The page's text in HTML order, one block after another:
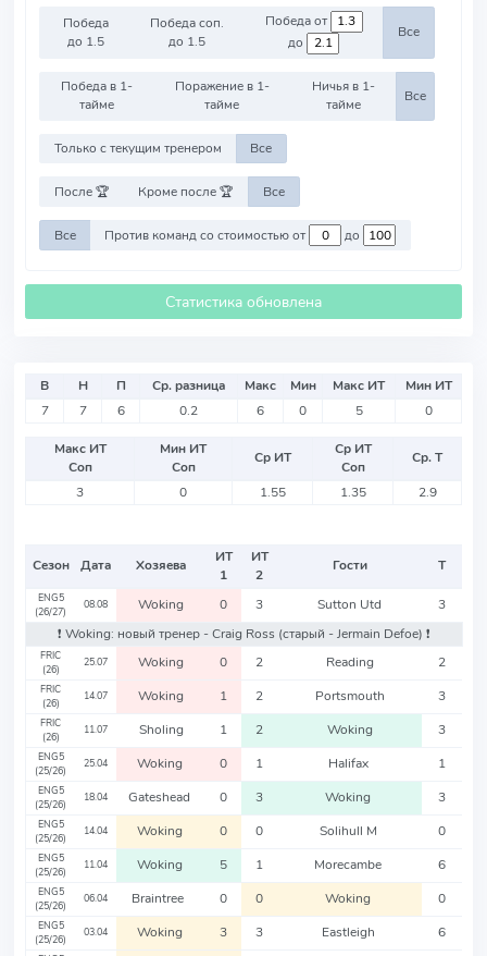
Победа
до 1.5
Победа соп.
до 1.5
Победа от
до
Все
Победа в 1-
тайме
Поражение в 1-
тайме
Ничья в 1-
тайме
Все
Только с текущим тренером Все
После 🏆 Кроме после 🏆 Все
Все Против команд со стоимостью от до
Статистика обновлена
В Н П Ср. разница Макс Мин Макс ИТ
Мин ИТ
7
7 6 0.2 6 0 5 0
Макс ИТ
Соп
Мин ИТ
Соп
Ср ИТ
Ср ИТ
Соп
Ср. Т
3
0 1.55 1.35 2.9
Сезон Дата Хозяева
ИТ
1
ИТ
2
Гости Т
ENG5
(26/27)
08.08 Woking 0 3 Sutton Utd
3
❗️ Woking: новый тренер - Craig Ross (старый - Jermain Defoe) ❗️
FRIC
(26)
25.07 Woking 0 2 Reading 2
FRIC
(26)
14.07 Woking 1 2 Portsmouth 3
FRIC
(26)
11.07 Sholing 1 2 Woking 3
ENG5
(25/26)
25.04 Woking 0 1 Halifax 1
ENG5
(25/26)
18.04 Gateshead 0 3 Woking 3
ENG5
(25/26)
14.04 Woking 0 0 Solihull M 0
ENG5
(25/26)
11.04 Woking 5 1 Morecambe 6
ENG5
(25/26)
06.04 Braintree 0 0 Woking 0
ENG5
(25/26)
03.04 Woking 3 3 Eastleigh 6